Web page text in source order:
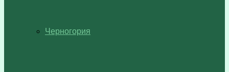
Черногория